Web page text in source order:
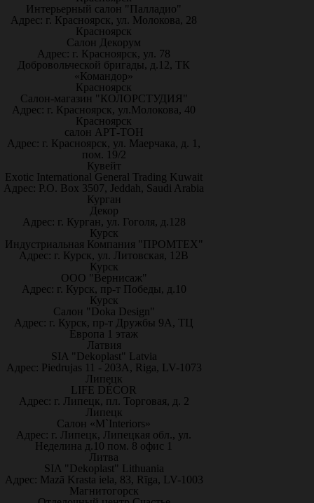
Интерьерный салон "Палладио"
Адрес: г. Красноярск, ул. Молокова, 28
Красноярск
Салон Декорум
Адрес: г. Красноярск, ул. 78
Добровольческой бригады, д.12, ТК
«Командор»
Красноярск
Салон-магазин "КОЛОРСТУДИЯ"
Адрес: г. Красноярск, ул.Молокова, 40
Красноярск
салон АРТ-ТОН
Адрес: г. Красноярск, ул. Маерчака, д. 1,
пом. 19/2
Кувейт
Exotic International General Trading Kuwait
Адрес: P.O. Box 3507, Jeddah, Saudi Arabia
Курган
Декор
Адрес: г. Курган, ул. Гоголя, д.128
Курск
Индустриальная Компания "ПРОМТЕХ"
Адрес: г. Курск, ул. Литовская, 12В
Курск
ООО "Вернисаж"
Адрес: г. Курск, пр-т Победы, д.10
Курск
Салон "Doka Design"
Адрес: г. Курск, пр-т Дружбы 9А, ТЦ
Европа 1 этаж
Латвия
SIA "Dekoplast" Latvia
Адрес: Piedrujas 11 - 203A, Riga, LV-1073
Липецк
LIFE DÉCOR
Адрес: г. Липецк, пл. Торговая, д. 2
Липецк
Салон «M`Interiors»
Адрес: г. Липецк, Липецкая обл., ул.
Неделина д.10 пом. 8 офис 1
Литва
SIA "Dekoplast" Lithuania
Адрес: Mazā Krasta iela, 83, Rīga, LV-1003
Магнитогорск